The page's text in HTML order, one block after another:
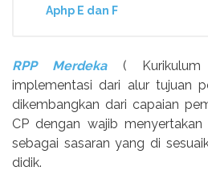
Aphp E dan F
RPP Merdeka( Kurikulum
implementasi dari alur tujuan
dikembangkan dari capaian
CP dengan wajib
sebagai sasaran yang di
didik.